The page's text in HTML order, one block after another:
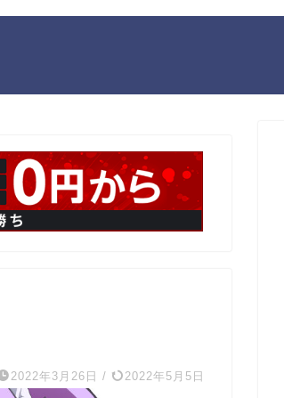
2022年3月26日 / 2022年5月5日